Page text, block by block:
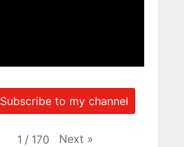
Subscribe to my channel
1 / 170 Next »